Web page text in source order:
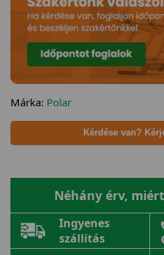
Márka: Polar
Kérdése van?
Néhány érv,
Ingyenes
szállítás